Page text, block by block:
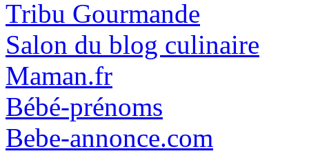
Tribu Gourmande
Salon du blog culinaire
Maman.fr
Bébé-prénoms
Bebe-annonce.com